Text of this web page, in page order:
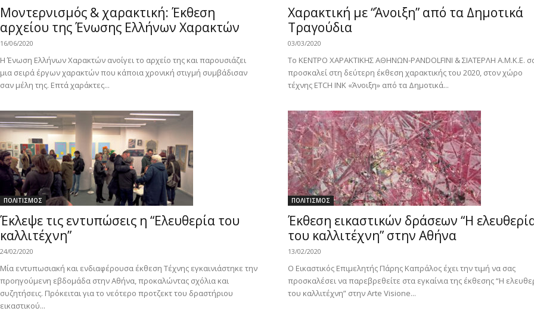
Μοντερνισμός & χαρακτική: Έκθεση
αρχείου της Ένωσης Ελλήνων Χαρακτών
16/06/2020
H Ένωση Eλλήνων Xαρακτών ανοίγει το αρχείο της και παρουσιάζει
μια σειρά έργων χαρακτών που κάποια χρονική στιγμή συμβάδισαν
σαν μέλη της. Επτά χαράκτες...
Χαρακτική με “Άνοιξη” από τα Δημοτικά
Τραγούδια
03/03/2020
Το ΚΕΝΤΡΟ ΧΑΡΑΚΤΙΚΗΣ ΑΘΗΝΩΝ-PANDOLFINI & ΣΙΑΤΕΡΛΗ A.M.K.E.
προσκαλεί στη δεύτερη έκθεση χαρακτικής του 2020, στον χώρο
τέχνης ETCH INΚ «Άνοιξη» από τα Δημοτικά...
ΠΟΛΙΤΙΣΜΟΣ
Έκλεψε τις εντυπώσεις η “Ελευθερία του
καλλιτέχνη”
24/02/2020
Μία εντυπωσιακή και ενδιαφέρουσα έκθεση Τέχνης εγκαινιάστηκε την
προηγούμενη εβδομάδα στην Αθήνα, προκαλώντας σχόλια και
συζητήσεις. Πρόκειται για το νεότερο προτζεκτ του δραστήριου
εικαστικού...
ΠΟΛΙΤΙΣΜΟΣ
Έκθεση εικαστικών δράσεων “Η
του καλλιτέχνη” στην Αθήνα
13/02/2020
O Εικαστικός Επιμελητής Πάρης Καπράλος έχει την τιμή να σας
προσκαλέσει να παρεβρεθείτε στα εγκαίνια της έκθεσης “Η
του καλλιτέχνη” στην Arte Visione...